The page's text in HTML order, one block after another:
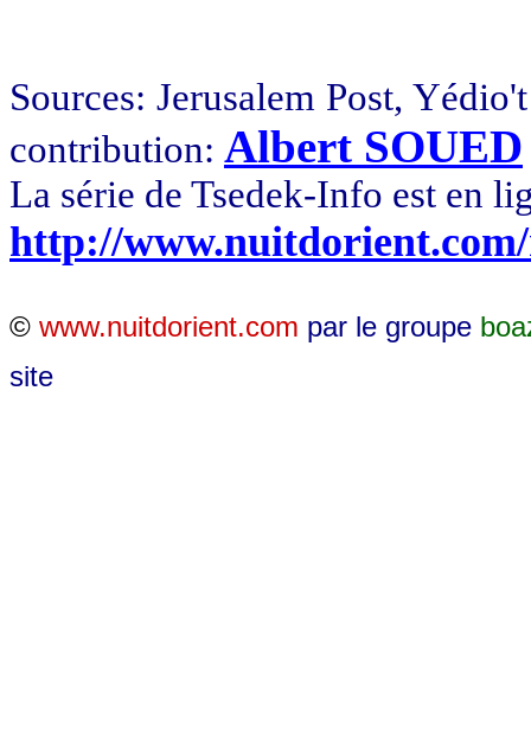
Sources: Jerusalem Post, Yédio't
contribution: Albert SOUED
La série de Tsedek-Info est en
http://
© www.nuitdorient.com par le groupe
site